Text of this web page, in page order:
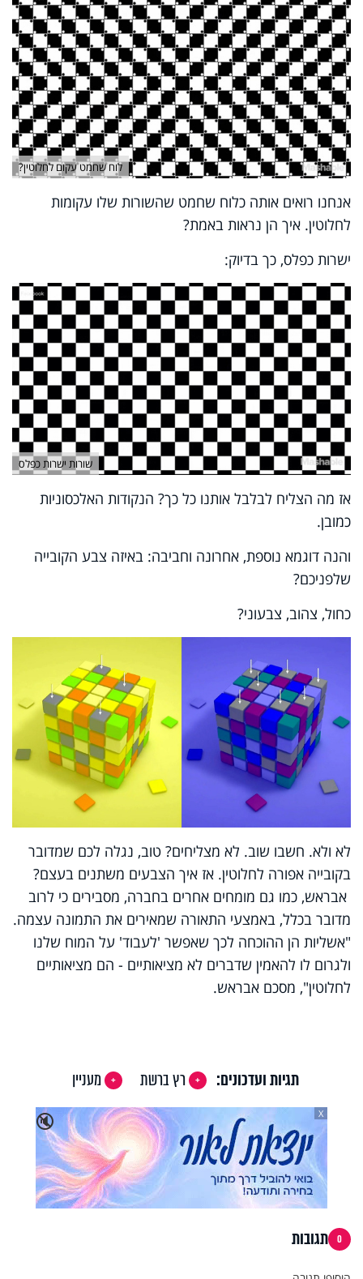
לוח שחמט עקום לחלוטין?
אנחנו רואים אותה כלוח שחמט שהשורות שלו עקומות
לחלוטין. איך הן נראות באמת?
ישרות כפלס, כך בדיוק:
שורות ישרות כפלס
אז מה הצליח לבלבל אותנו כל כך? הנקודות האלכסוניות
כמובן.
והנה דוגמא נוספת, אחרונה וחביבה: באיזה צבע הקובייה
שלפניכם?
כחול, צהוב, צבעוני?
לא ולא. חשבו שוב. לא מצליחים? טוב, נגלה לכם שמדובר
בקובייה אפורה לחלוטין. אז איך הצבעים משתנים בעצם?
אבראש, כמו גם מומחים אחרים בחברה, מסבירים כי לרוב
מדובר בכלל, באמצעי התאורה שמאירים את התמונה עצמה.
"אשליות הן ההוכחה לכך שאפשר 'לעבוד' על המוח שלנו
ולגרום לו להאמין שדברים לא מציאותיים - הם מציאותיים
לחלוטין", מסכם אבראש.
תגיות ועדכונים: רץ ברשת
מעניין
🔇
X
0 תגובות